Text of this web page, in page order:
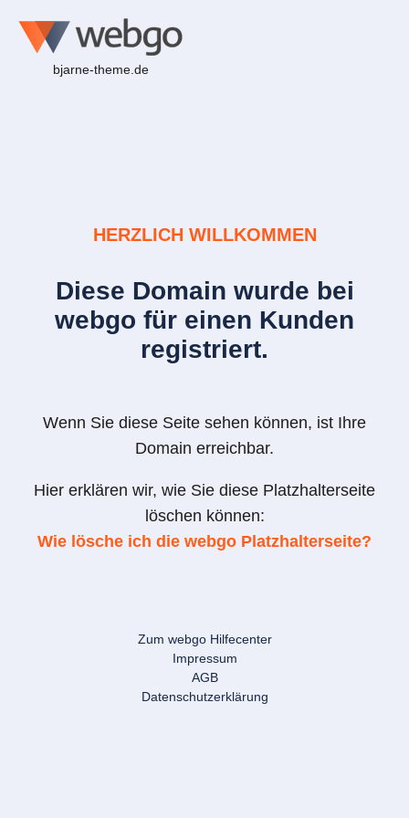
bjarne-theme.de
HERZLICH WILLKOMMEN
Diese Domain wurde bei
webgo für einen Kunden
registriert.
Wenn Sie diese Seite sehen können, ist Ihre
Domain erreichbar.
Hier erklären wir, wie Sie diese Platzhalterseite
löschen können:
Wie lösche ich die webgo Platzhalterseite?
Zum webgo Hilfecenter
Impressum
AGB
Datenschutzerklärung